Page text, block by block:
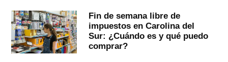
Fin de semana libre de
impuestos en Carolina del
Sur: ¿Cuándo es y qué puedo
comprar?